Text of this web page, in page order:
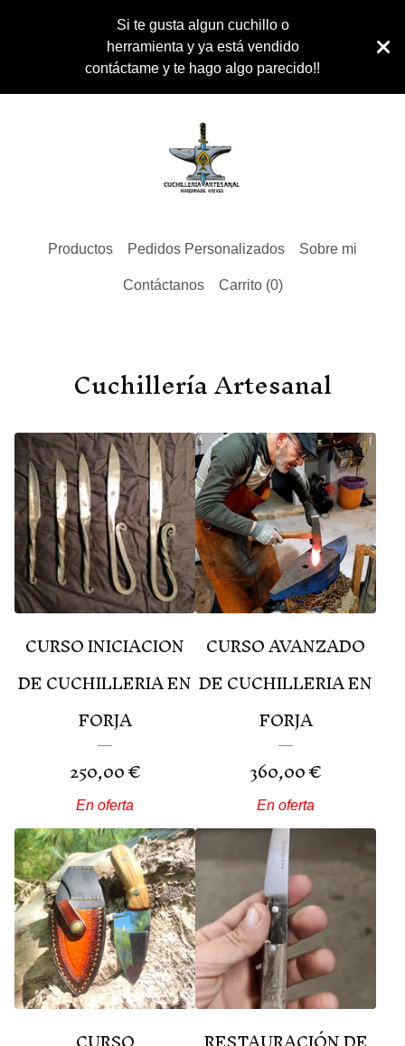
Si te gusta algun cuchillo o
herramienta y ya está vendido
contáctame y te hago algo parecido!!
Productos Pedidos Personalizados Sobre mi
Contáctanos Carrito (0)
Cuchillería Artesanal
CURSO INICIACION
DE CUCHILLERIA EN
FORJA
250,00€
En oferta
CURSO AVANZADO
DE CUCHILLERIA EN
FORJA
360,00€
En oferta